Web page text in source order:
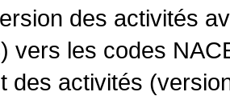
des activités
vers les codes
des activités